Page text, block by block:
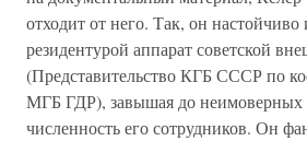
отходит от него. Так, он настойчиво
резидентурой аппарат советской
(Представительство КГБ СССР по
МГБ ГДР), завышая до неимоверных
численность его сотрудников. Он